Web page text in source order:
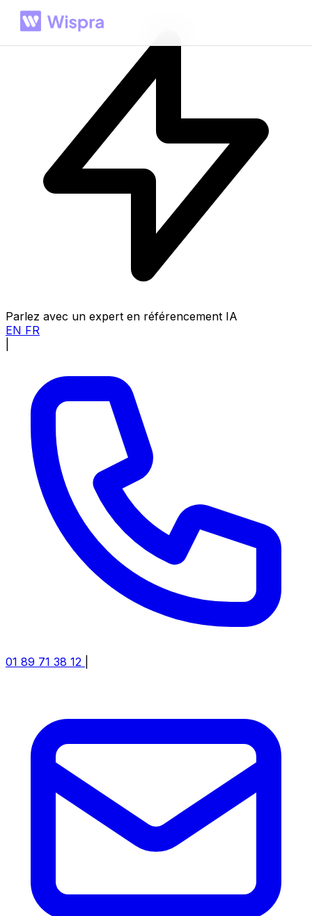
Parlez avec un expert en référencement IA
EN FR
01 89 71 38 12